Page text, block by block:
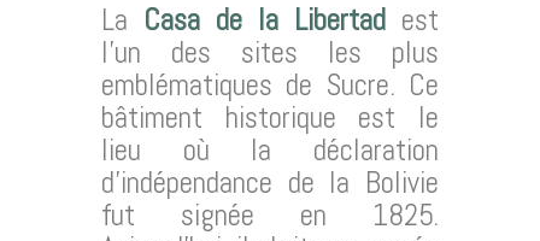
La Casa de la Libertad est
l’un des sites les plus
emblématiques de Sucre. Ce
bâtiment historique est le
lieu où la déclaration
d’indépendance de la Bolivie
fut signée en 1825.